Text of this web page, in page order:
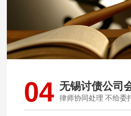
04 无锡讨债公司
律师协同处理 不给委